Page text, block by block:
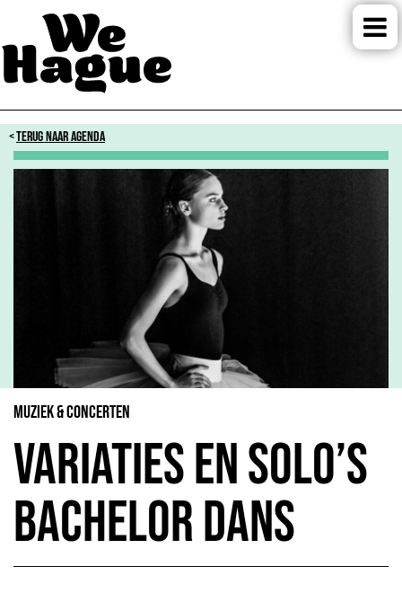
TERUG NAAR AGENDA
Muziek & Concerten
Variaties en solo’s
bachelor Dans